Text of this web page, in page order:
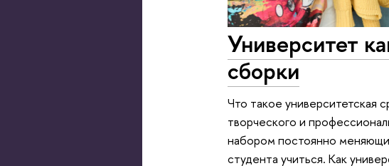
Университет
сборки
Что такое университетская
творческого и
набором постоянно
студента учиться. Как